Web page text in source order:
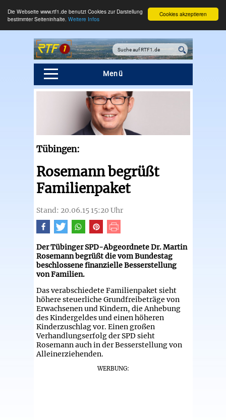
Cookies akzeptieren
Die Webseite www.rtf1.de benutzt Cookies zur Darstellung
bestimmter Seiteninhalte. Weitere Infos
Menü
Tübingen:
Rosemann begrüßt
Familienpaket
Stand: 20.06.15 15:20 Uhr
Der Tübinger SPD-Abgeordnete Dr. Martin
Rosemann begrüßt die vom Bundestag
beschlossene finanzielle Besserstellung
von Familien.
Das verabschiedete Familienpaket sieht
höhere steuerliche Grundfreibeträge von
Erwachsenen und Kindern, die Anhebung
des Kindergeldes und einen höheren
Kinderzuschlag vor. Einen großen
Verhandlungserfolg der SPD sieht
Rosemann auch in der Besserstellung von
Alleinerziehenden.
WERBUNG: